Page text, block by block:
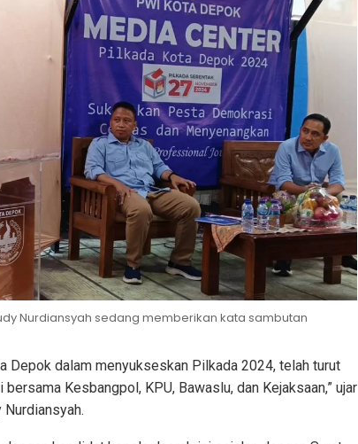
Nurdiansyah sedang memberikan kata sambutan
Depok dalam menyukseskan Pilkada 2024, telah turut
Kesbangpol, KPU, Bawaslu, dan Kejaksaan,” ujar